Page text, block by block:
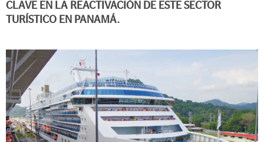
CLAVE EN LA REACTIVACIÓN DE ESTE SECTOR
TURÍSTICO EN PANAMÁ.